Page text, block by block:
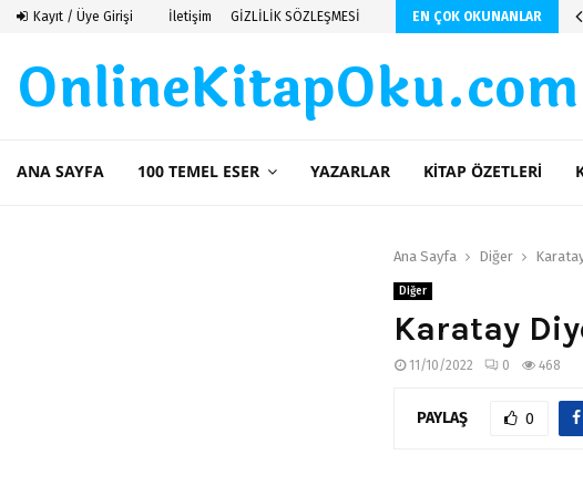
Kayıt / Üye Girişi İletişim GİZLİLİK SÖZLEŞMESİ EN ÇOK OKUNANLAR
OnlineKitapOku.com
ANA SAYFA 100 TEMEL ESER YAZARLAR KITAP ÖZETLERI
Ana Sayfa Diğer
Diğer
Karatay
11/10/2022 0 468
PAYLAŞ 0